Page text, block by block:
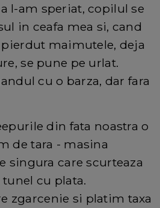
l-am speriat, copilul se
in ceafa mea si, cand
pierdut maimutele, deja
se pune pe urlat.
cu o barza, dar fara
din fata noastra o
de tara - masina
singura care scurteaza
cu plata.
zgarcenie si platim taxa